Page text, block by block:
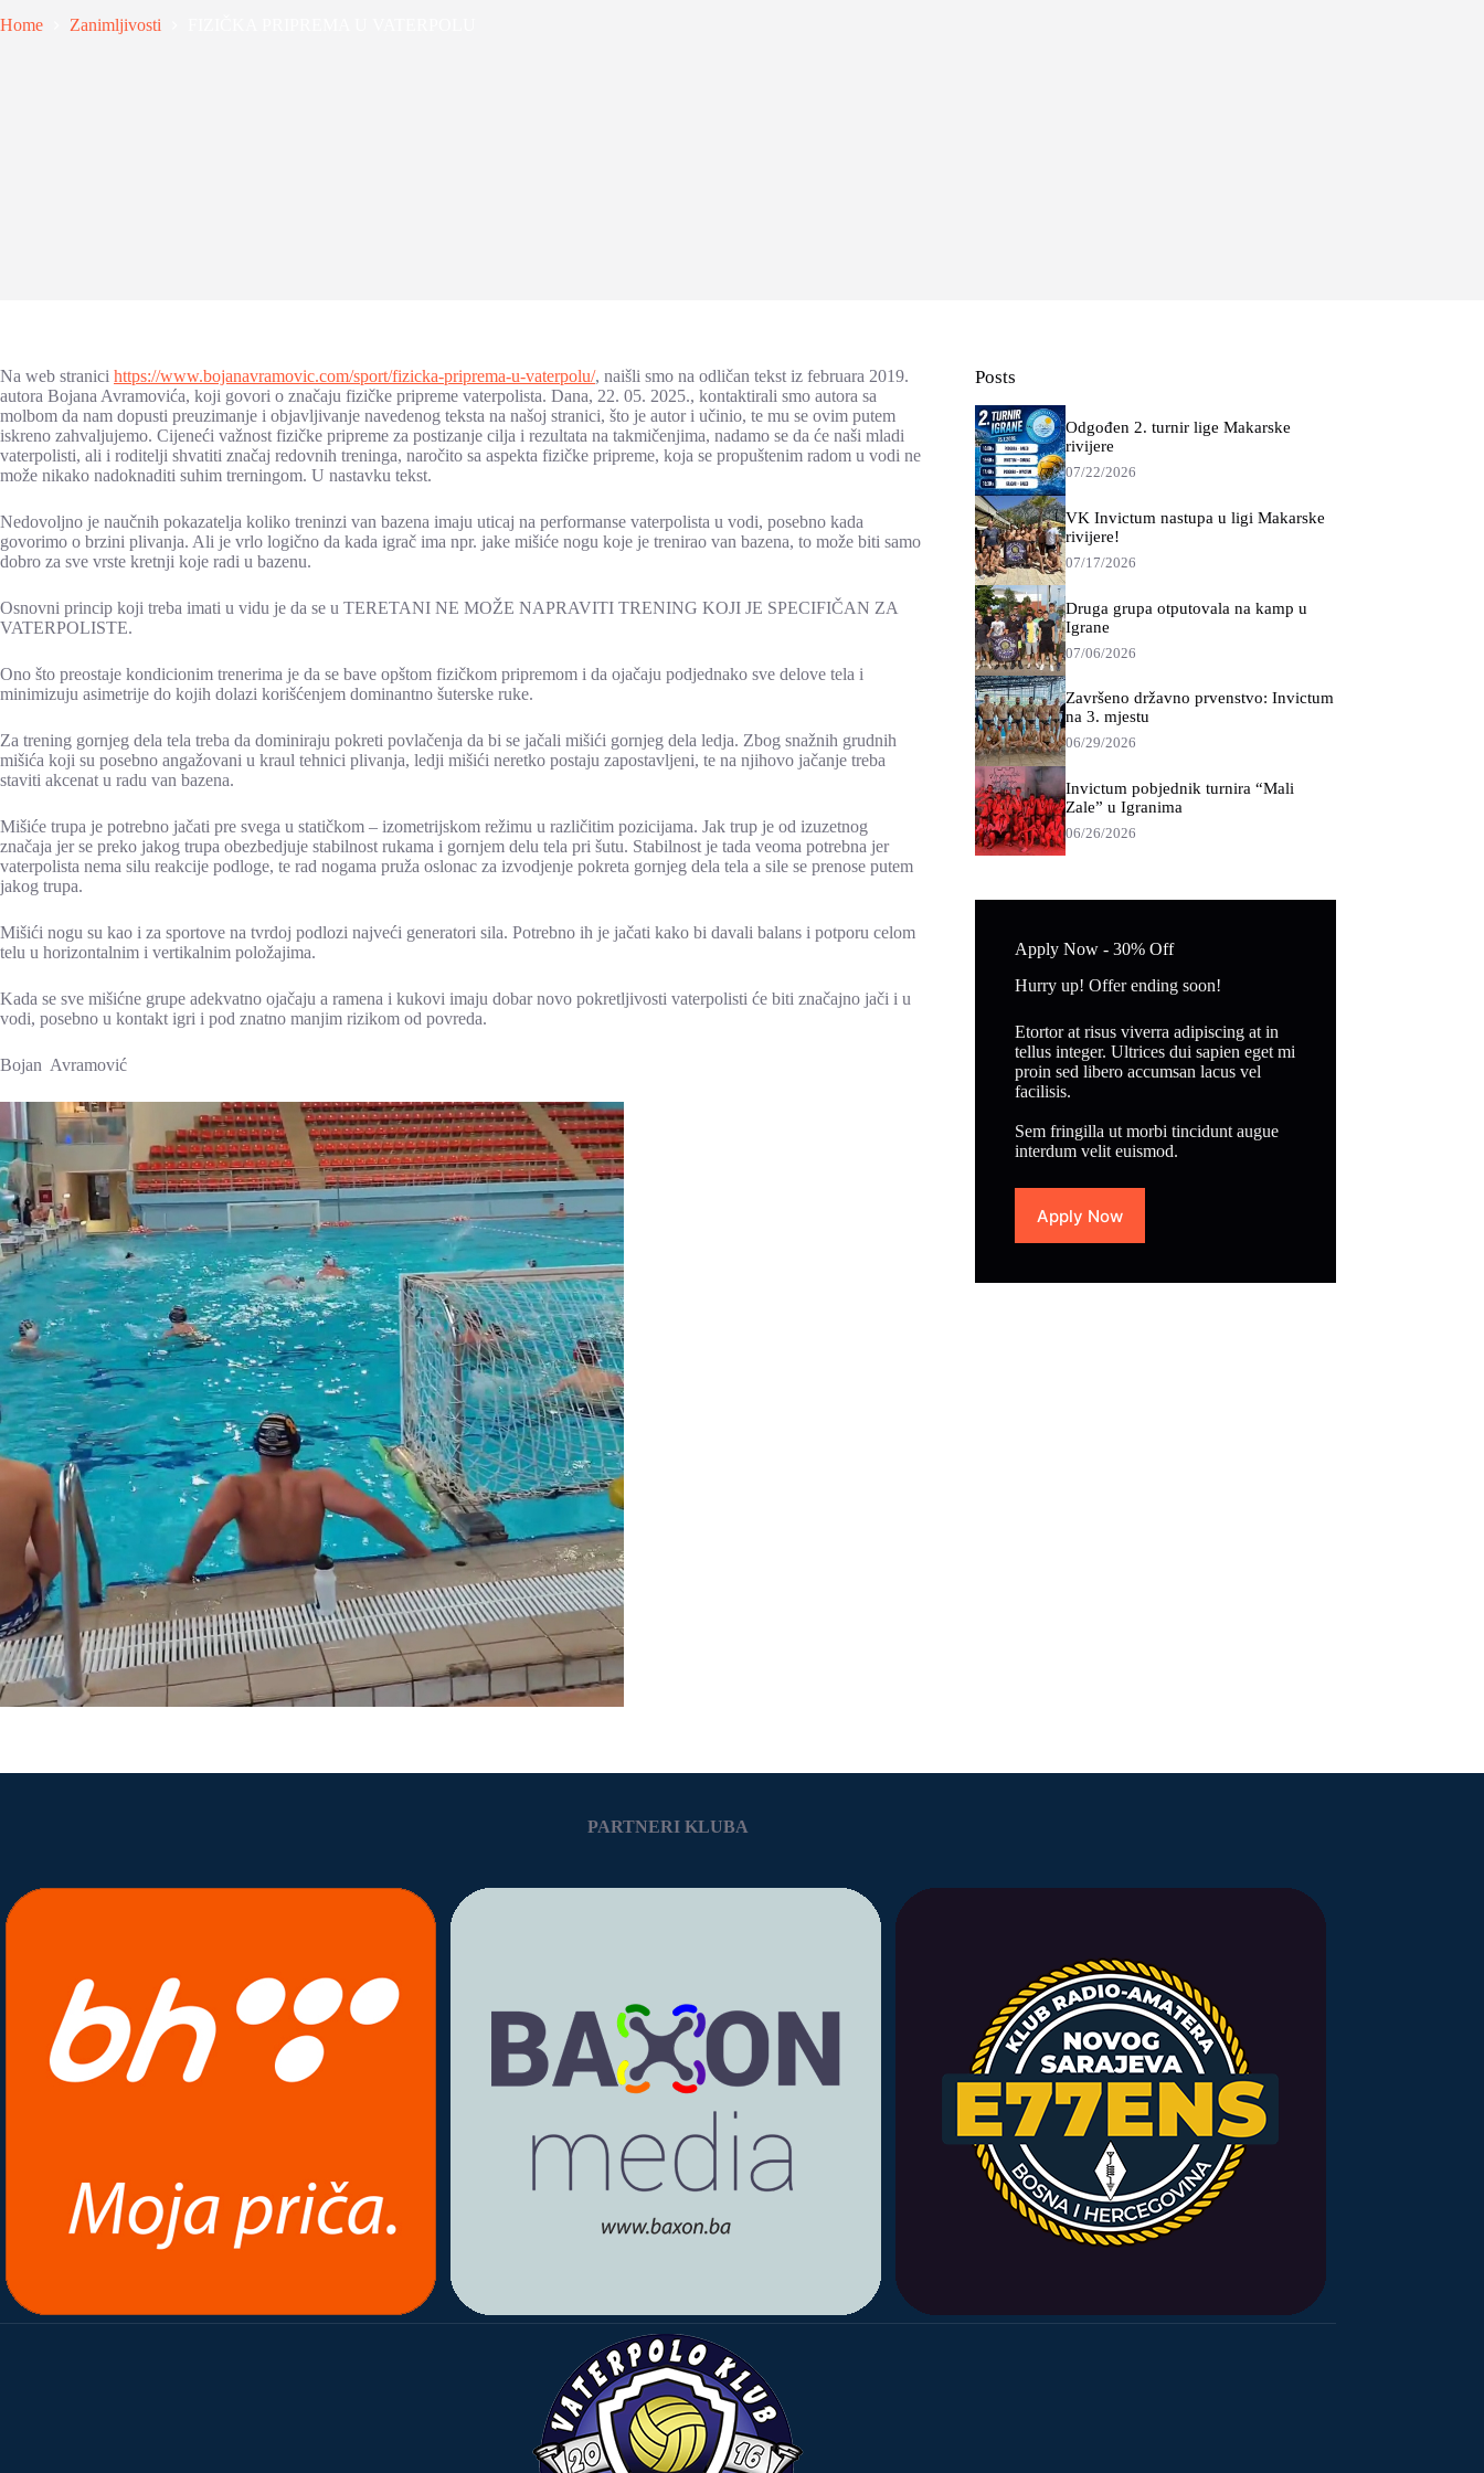
Home Zanimljivosti
Na web stranici https://www.bojanavramovic.com/sport/fizicka-priprema-u-vaterpolu/, naišli smo na odličan tekst iz februara 2019.
autora Bojana Avramovića, koji govori o značaju fizičke pripreme vaterpolista. Dana, 22. 05. 2025., kontaktirali smo autora sa
molbom da nam dopusti preuzimanje i objavljivanje navedenog teksta na našoj stranici, što je autor i učinio, te mu se ovim putem
iskreno zahvaljujemo. Cijeneći važnost fizičke pripreme za postizanje cilja i rezultata na takmičenjima, nadamo se da će naši mladi
vaterpolisti, ali i roditelji shvatiti značaj redovnih treninga, naročito sa aspekta fizičke pripreme, koja se propuštenim radom u vodi ne
može nikako nadoknaditi suhim trerningom. U nastavku tekst.
Nedovoljno je naučnih pokazatelja koliko treninzi van bazena imaju uticaj na performanse vaterpolista u vodi, posebno kada
govorimo o brzini plivanja. Ali je vrlo logično da kada igrač ima npr. jake mišiće nogu koje je trenirao van bazena, to može biti samo
dobro za sve vrste kretnji koje radi u bazenu.
Osnovni princip koji treba imati u vidu je da se u TERETANI NE MOŽE NAPRAVITI TRENING KOJI JE SPECIFIČAN ZA
VATERPOLISTE.
Ono što preostaje kondicionim trenerima je da se bave opštom fizičkom pripremom i da ojačaju podjednako sve delove tela i
minimizuju asimetrije do kojih dolazi korišćenjem dominantno šuterske ruke.
Za trening gornjeg dela tela treba da dominiraju pokreti povlačenja da bi se jačali mišići gornjeg dela ledja. Zbog snažnih grudnih
mišića koji su posebno angažovani u kraul tehnici plivanja, ledji mišići neretko postaju zapostavljeni, te na njihovo jačanje treba
staviti akcenat u radu van bazena.
Mišiće trupa je potrebno jačati pre svega u statičkom – izometrijskom režimu u različitim pozicijama. Jak trup je od izuzetnog
značaja jer se preko jakog trupa obezbedjuje stabilnost rukama i gornjem delu tela pri šutu. Stabilnost je tada veoma potrebna jer
vaterpolista nema silu reakcije podloge, te rad nogama pruža oslonac za izvodjenje pokreta gornjeg dela tela a sile se prenose putem
jakog trupa.
Mišići nogu su kao i za sportove na tvrdoj podlozi najveći generatori sila. Potrebno ih je jačati kako bi davali balans i potporu celom
telu u horizontalnim i vertikalnim položajima.
Kada se sve mišićne grupe adekvatno ojačaju a ramena i kukovi imaju dobar novo pokretljivosti vaterpolisti će biti značajno jači i u
vodi, posebno u kontakt igri i pod znatno manjim rizikom od povreda.
Bojan Avramović
Posts
Odgođen 2. turnir lige Makarske
rivijere
07/22/2026
VK Invictum nastupa u ligi Makarske
rivijere!
07/17/2026
Druga grupa otputovala na kamp u
Igrane
07/06/2026
Završeno državno prvenstvo: Invictum
na 3. mjestu
06/29/2026
Invictum pobjednik turnira “Mali
Zale” u Igranima
06/26/2026
Apply Now - 30% Off
Hurry up! Offer ending soon!
Etortor at risus viverra adipiscing at in
tellus integer. Ultrices dui sapien eget mi
proin sed libero accumsan lacus vel
facilisis.
Sem fringilla ut morbi tincidunt augue
interdum velit euismod.
Apply Now
PARTNERI KLUBA